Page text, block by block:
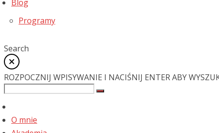
Blog
Programy
Search
ROZPOCZNIJ WPISYWANIE I NACIŚNIJ ENTER ABY
O mnie